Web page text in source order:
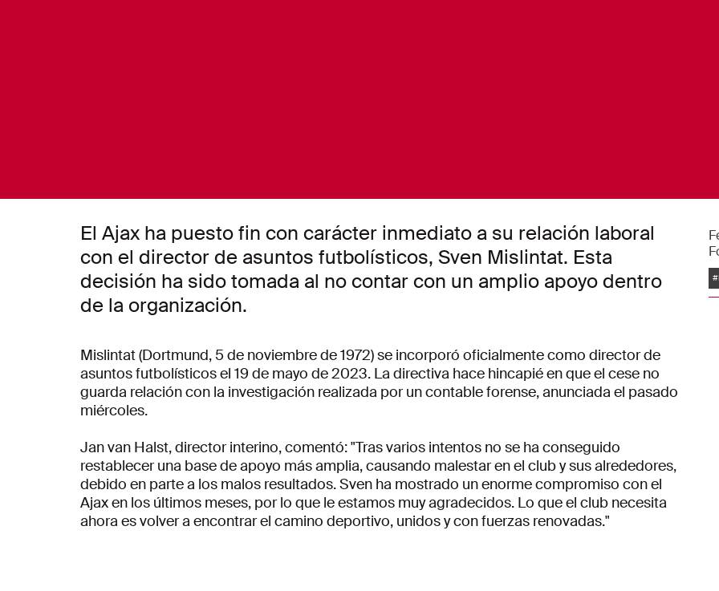
El Ajax ha puesto fin con carácter inmediato a su relación laboral
con el director de asuntos futbolísticos, Sven Mislintat. Esta
decisión ha sido tomada al no contar con un amplio apoyo dentro
de la organización.
Mislintat (Dortmund, 5 de noviembre de 1972) se incorporó oficialmente como director de
asuntos futbolísticos el 19 de mayo de 2023. La directiva hace hincapié en que el cese no
guarda relación con la investigación realizada por un contable forense, anunciada el pasado
miércoles.
Jan van Halst, director interino, comentó: "Tras varios intentos no se ha conseguido
restablecer una base de apoyo más amplia, causando malestar en el club y sus alrededores,
debido en parte a los malos resultados. Sven ha mostrado un enorme compromiso con el
Ajax en los últimos meses, por lo que le estamos muy agradecidos. Lo que el club necesita
ahora es volver a encontrar el camino deportivo, unidos y con fuerzas renovadas."